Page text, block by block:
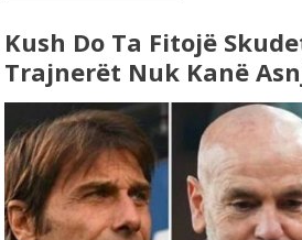
Kush Do Ta Fitojë
Trajnerët Nuk Kanë